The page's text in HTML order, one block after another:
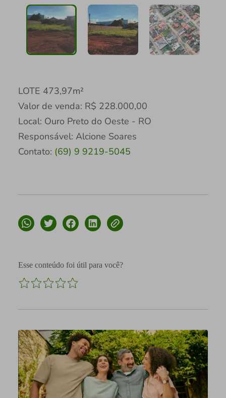
LOTE 473,97m²
Valor de venda: R$ 228.000,00
Local: Ouro Preto do Oeste - RO
Responsável: Alcione Soares
Contato: (69) 9 9219-5045
Esse conteúdo foi útil para você?